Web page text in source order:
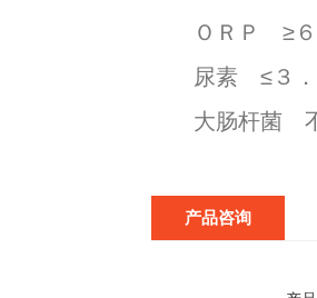
ＯＲＰ ≥
尿素 ≤３
大肠杆菌
产品咨询